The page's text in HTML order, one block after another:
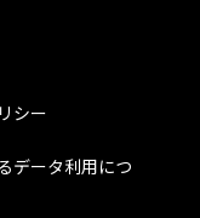
シー
データ利用につ